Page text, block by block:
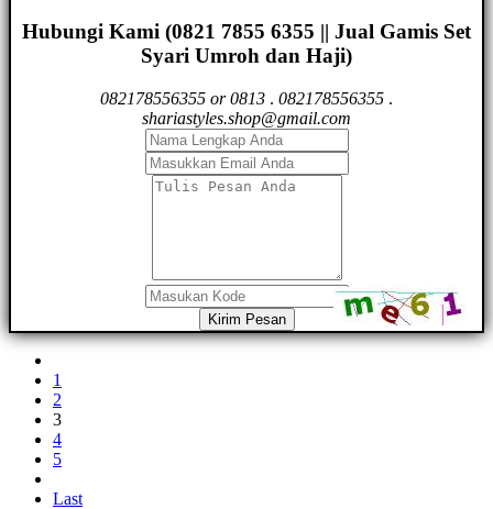
Hubungi Kami (0821 7855 6355 || Jual Gamis Set
Syari Umroh dan Haji)
082178556355 or 0813 . 082178556355 .
shariastyles.shop@gmail.com
Kirim Pesan
1
2
3
4
5
Last